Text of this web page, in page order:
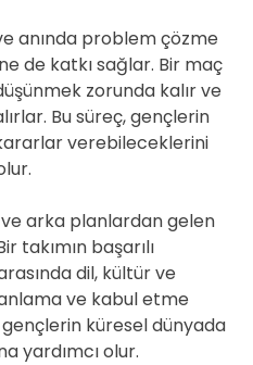
anında problem çözme
de katkı sağlar. Bir maç
zorunda kalır ve
Bu süreç, gençlerin
verebileceklerini
arka planlardan gelen
takımın başarılı
dil, kültür ve
anlama ve kabul etme
küresel dünyada
yardımcı olur.